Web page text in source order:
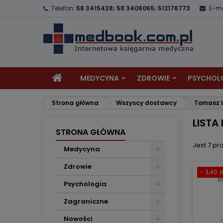
Telefon: 58 3415438; 58 3406065; 512176773 E-
MEDYCYNA ZDROWIE
Strona główna Wszyscy dostawcy Tomasz
STRONA GŁÓWNA
Medycyna
Zdrowie
Psychologia
Zagraniczne
Nowości
LISTA
Jest 7
- 3,40 zł